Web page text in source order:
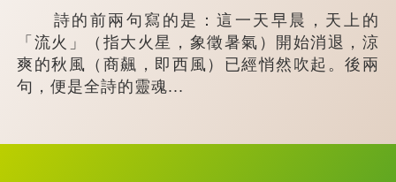
詩的前兩句寫的是：這一天早晨，天上的
「流火」（指大火星，象徵暑氣）開始消退，涼
爽的秋風（商飆，即西風）已經悄然吹起。後兩
句，便是全詩的靈魂...